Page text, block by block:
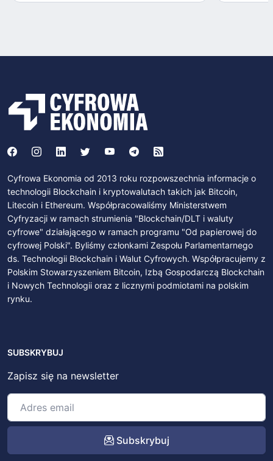
Cyfrowa Ekonomia od 2013 roku rozpowszechnia informacje o
technologii Blockchain i kryptowalutach takich jak Bitcoin,
Litecoin i Ethereum. Współpracowaliśmy Ministerstwem
Cyfryzacji w ramach strumienia "Blockchain/DLT i waluty
cyfrowe" działającego w ramach programu "Od papierowej do
cyfrowej Polski". Byliśmy członkami Zespołu Parlamentarnego
ds. Technologii Blockchain i Walut Cyfrowych. Współpracujemy z
Polskim Stowarzyszeniem Bitcoin, Izbą Gospodarczą Blockchain
i Nowych Technologii oraz z licznymi podmiotami na polskim
rynku.
SUBSKRYBUJ
Zapisz się na newsletter
Subskrybuj